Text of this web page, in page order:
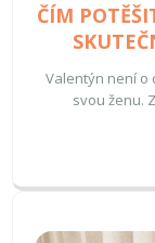
ČÍM
Valentýn není o
svou ženu.